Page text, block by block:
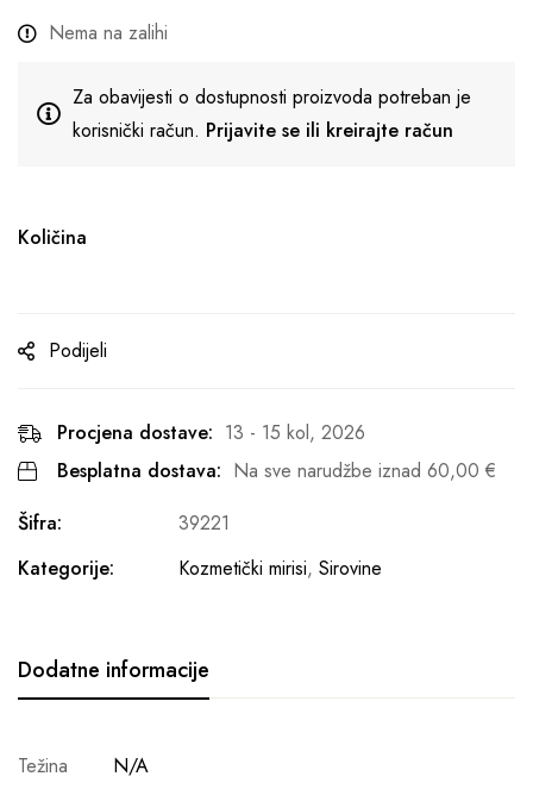
Nema na zalihi
Za obavijesti o dostupnosti proizvoda potreban je
korisnički račun. Prijavite se ili kreirajte račun
Količina
Podijeli
Procjena dostave: 13 - 15 kol, 2026
Besplatna dostava: Na sve narudžbe iznad 60,00 €
Šifra:
39221
Kategorije:
Kozmetički mirisi, Sirovine
Dodatne informacije
Težina
N/A